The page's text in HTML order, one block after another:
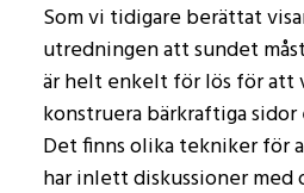
Som vi tidigare berättat
utredningen att sundet
är helt enkelt för lös för att
konstruera bärkraftiga sidor
Det finns olika tekniker för
har inlett diskussioner